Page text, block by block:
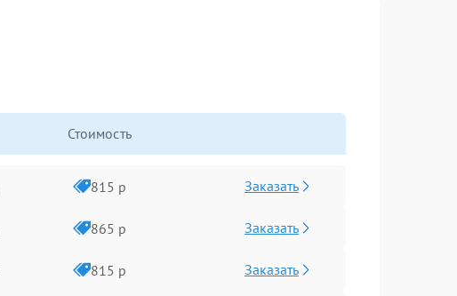
Стоимость
815 р Заказать
865 р Заказать
815 р Заказать